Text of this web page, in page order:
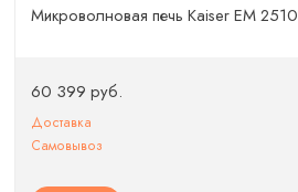
Микроволновая печь Kaiser EM 2510
60 399 руб.
Доставка
Самовывоз